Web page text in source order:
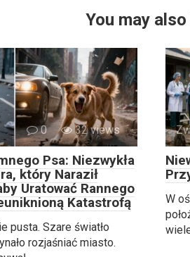
You may
0 32 views
Psa: Niezwykła
który Naraził
Uratować Rannego
Katastrofą
pusta. Szare światło
rozjaśniać miasto.
W